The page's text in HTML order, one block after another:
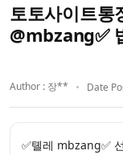
토토사이트통
@mbzang✅
Author : 장** Date
✅톌레 mbzang✅